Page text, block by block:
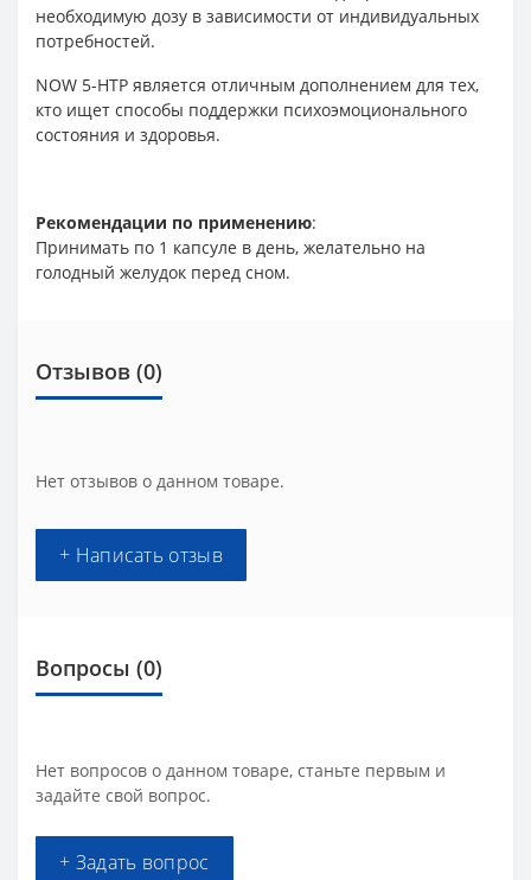
необходимую дозу в зависимости от индивидуальных
потребностей.
NOW 5-HTP является отличным дополнением для тех,
кто ищет способы поддержки психоэмоционального
состояния и здоровья.
Рекомендации по применению:
Принимать по 1 капсуле в день, желательно на
голодный желудок перед сном.
Отзывов (0)
Нет отзывов о данном товаре.
+ Написать отзыв
Вопросы (0)
Нет вопросов о данном товаре, станьте первым и
задайте свой вопрос.
+ Задать вопрос